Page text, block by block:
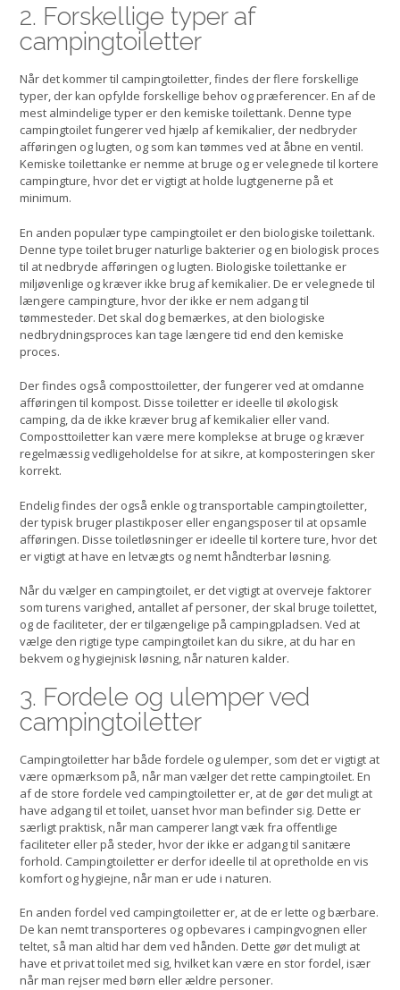
2. Forskellige typer af
campingtoiletter
Når det kommer til campingtoiletter, findes der flere forskellige
typer, der kan opfylde forskellige behov og præferencer. En af de
mest almindelige typer er den kemiske toilettank. Denne type
campingtoilet fungerer ved hjælp af kemikalier, der nedbryder
afføringen og lugten, og som kan tømmes ved at åbne en ventil.
Kemiske toilettanke er nemme at bruge og er velegnede til kortere
campingture, hvor det er vigtigt at holde lugtgenerne på et
minimum.
En anden populær type campingtoilet er den biologiske toilettank.
Denne type toilet bruger naturlige bakterier og en biologisk proces
til at nedbryde afføringen og lugten. Biologiske toilettanke er
miljøvenlige og kræver ikke brug af kemikalier. De er velegnede til
længere campingture, hvor der ikke er nem adgang til
tømmesteder. Det skal dog bemærkes, at den biologiske
nedbrydningsproces kan tage længere tid end den kemiske
proces.
Der findes også composttoiletter, der fungerer ved at omdanne
afføringen til kompost. Disse toiletter er ideelle til økologisk
camping, da de ikke kræver brug af kemikalier eller vand.
Composttoiletter kan være mere komplekse at bruge og kræver
regelmæssig vedligeholdelse for at sikre, at komposteringen sker
korrekt.
Endelig findes der også enkle og transportable campingtoiletter,
der typisk bruger plastikposer eller engangsposer til at opsamle
afføringen. Disse toiletløsninger er ideelle til kortere ture, hvor det
er vigtigt at have en letvægts og nemt håndterbar løsning.
Når du vælger en campingtoilet, er det vigtigt at overveje faktorer
som turens varighed, antallet af personer, der skal bruge toilettet,
og de faciliteter, der er tilgængelige på campingpladsen. Ved at
vælge den rigtige type campingtoilet kan du sikre, at du har en
bekvem og hygiejnisk løsning, når naturen kalder.
3. Fordele og ulemper ved
campingtoiletter
Campingtoiletter har både fordele og ulemper, som det er vigtigt at
være opmærksom på, når man vælger det rette campingtoilet. En
af de store fordele ved campingtoiletter er, at de gør det muligt at
have adgang til et toilet, uanset hvor man befinder sig. Dette er
særligt praktisk, når man camperer langt væk fra offentlige
faciliteter eller på steder, hvor der ikke er adgang til sanitære
forhold. Campingtoiletter er derfor ideelle til at opretholde en vis
komfort og hygiejne, når man er ude i naturen.
En anden fordel ved campingtoiletter er, at de er lette og bærbare.
De kan nemt transporteres og opbevares i campingvognen eller
teltet, så man altid har dem ved hånden. Dette gør det muligt at
have et privat toilet med sig, hvilket kan være en stor fordel, især
når man rejser med børn eller ældre personer.